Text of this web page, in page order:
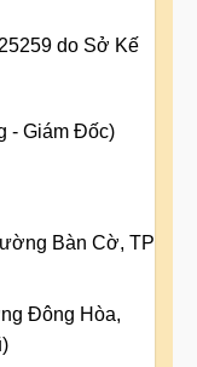
do Sở Kế
- Giám Đốc)
Bàn Cờ, TP
Đông Hòa,